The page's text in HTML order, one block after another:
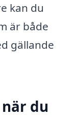
kan du
är både
gällande
du